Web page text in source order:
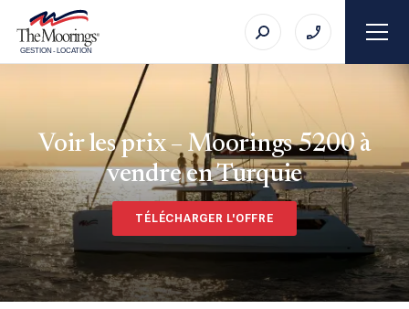
GESTION - LOCATION
Voir les prix – Moorings 5200 à
vendre en Turquie
TÉLÉCHARGER L'OFFRE